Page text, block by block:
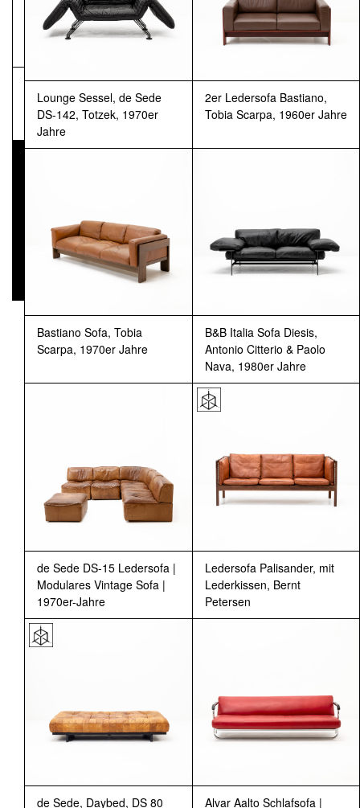
Lounge Sessel, de Sede
DS-142, Totzek, 1970er
Jahre
2er Ledersofa Bastiano,
Tobia Scarpa, 1960er Jahre
Bastiano Sofa, Tobia
Scarpa, 1970er Jahre
B&B Italia Sofa Diesis,
Antonio Citterio & Paolo
Nava, 1980er Jahre
de Sede DS-15 Ledersofa |
Modulares Vintage Sofa |
1970er-Jahre
Ledersofa Palisander, mit
Lederkissen, Bernt
Petersen
de Sede, Daybed, DS 80
Alvar Aalto Schlafsofa |
NEWSLETTER
Pressematerial